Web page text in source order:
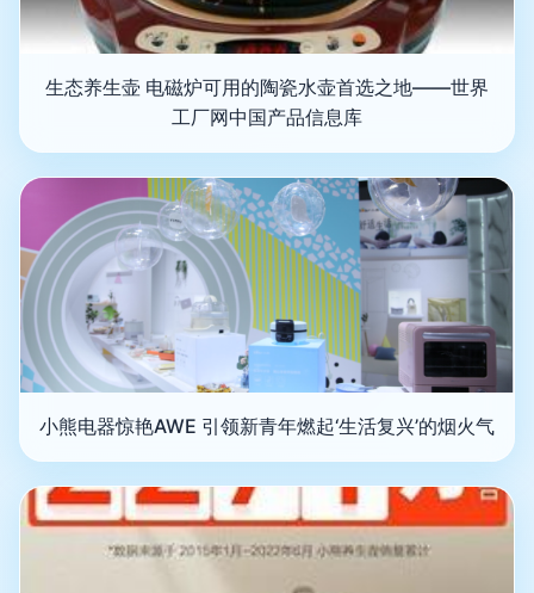
生态养生壶 电磁炉可用的陶瓷水壶首选之地——世界
工厂网中国产品信息库
小熊电器惊艳AWE 引领新青年燃起‘生活复兴’的烟火气